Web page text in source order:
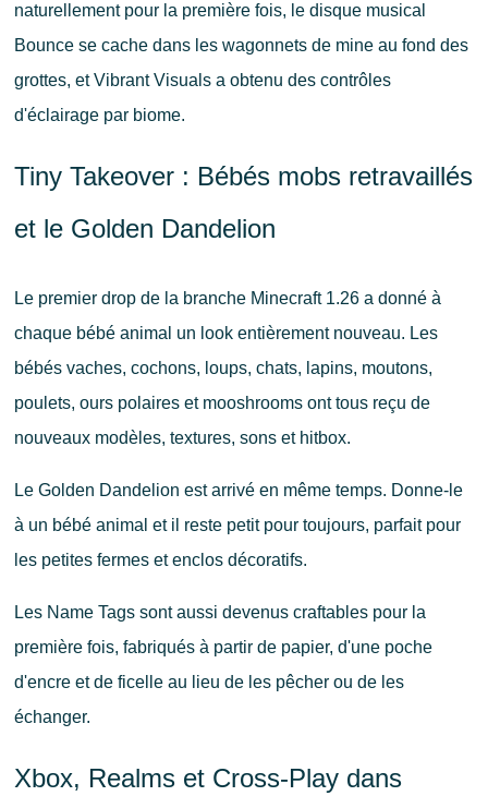
naturellement pour la première fois, le disque musical
Bounce se cache dans les wagonnets de mine au fond des
grottes, et Vibrant Visuals a obtenu des contrôles
d'éclairage par biome.
Tiny Takeover : Bébés mobs retravaillés
et le Golden Dandelion
Le premier drop de la branche Minecraft 1.26 a donné à
chaque bébé animal un look entièrement nouveau. Les
bébés vaches, cochons, loups, chats, lapins, moutons,
poulets, ours polaires et mooshrooms ont tous reçu de
nouveaux modèles, textures, sons et hitbox.
Le Golden Dandelion est arrivé en même temps. Donne-le
à un bébé animal et il reste petit pour toujours, parfait pour
les petites fermes et enclos décoratifs.
Les Name Tags sont aussi devenus craftables pour la
première fois, fabriqués à partir de papier, d'une poche
d'encre et de ficelle au lieu de les pêcher ou de les
échanger.
Xbox, Realms et Cross-Play dans